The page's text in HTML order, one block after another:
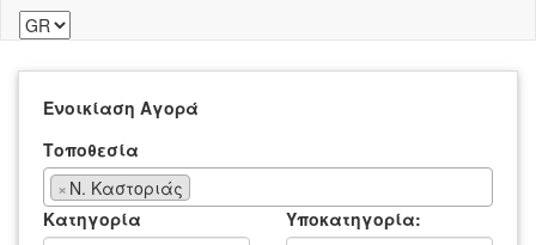
Ενοικίαση Αγορά
Τοποθεσία
× Ν. Καστοριάς
Κατηγορία
Υποκατηγορία: